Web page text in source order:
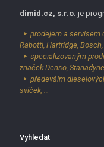
dimid.cz, s.r.o. je
prodejem a servisem
Rabotti, Hartridge,
specializovaným
značek Denso,
především
svíček, …
Vyhledat